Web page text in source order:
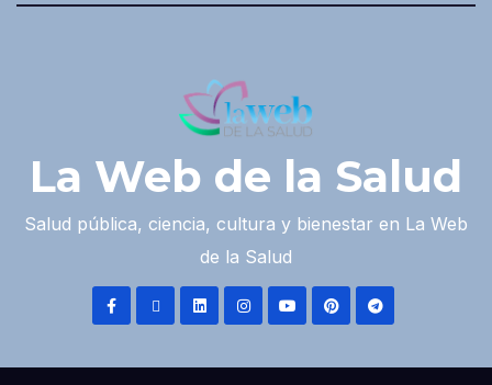
La Web de la Salud
Salud pública, ciencia, cultura y bienestar en La Web
de la Salud